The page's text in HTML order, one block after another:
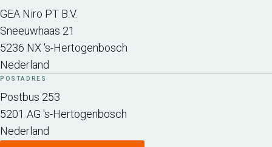
GEA Niro PT B.V.
Sneeuwhaas 21
5236 NX's-Hertogenbosch
Nederland
POSTADRES
Postbus 253
5201 AG 's-Hertogenbosch
Nederland